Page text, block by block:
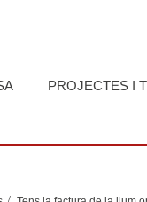
PROJECTES I